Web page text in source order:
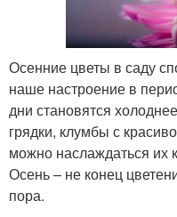
Осенние цветы в саду
наше настроение в
дни становятся
грядки, клумбы с
можно наслаждаться их
Осень – не конец
пора.